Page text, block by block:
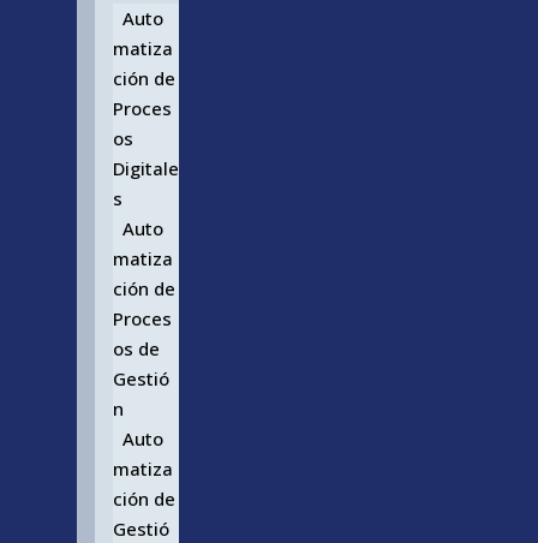
Auto
matiza
ción de
Proces
os
Digitale
s
Auto
matiza
ción de
Proces
os de
Gestió
n
Auto
matiza
ción de
Gestió